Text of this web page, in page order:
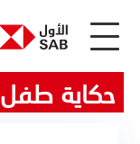
الأول
الأول
للاستثمار
حكاية طفل